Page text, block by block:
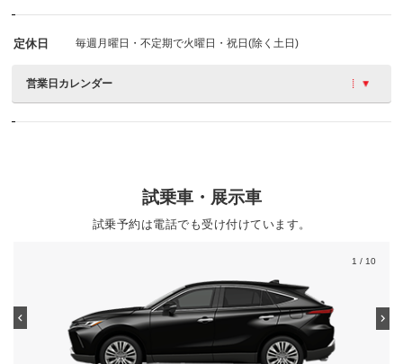
定休日 毎週月曜日・不定期で火曜日・祝日(除く土日)
営業日カレンダー
試乗車・展示車
試乗予約は電話でも受け付けています。
1 / 10